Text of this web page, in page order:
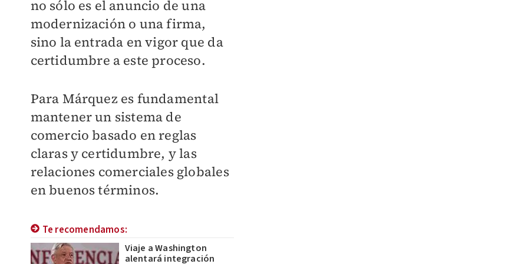
no sólo es el anuncio de una
modernización o una firma,
sino la entrada en vigor que da
certidumbre a este proceso.
Para Márquez es fundamental
mantener un sistema de
comercio basado en reglas
claras y certidumbre, y las
relaciones comerciales globales
en buenos términos.
Te recomendamos:
Viaje a Washington
alentará integración